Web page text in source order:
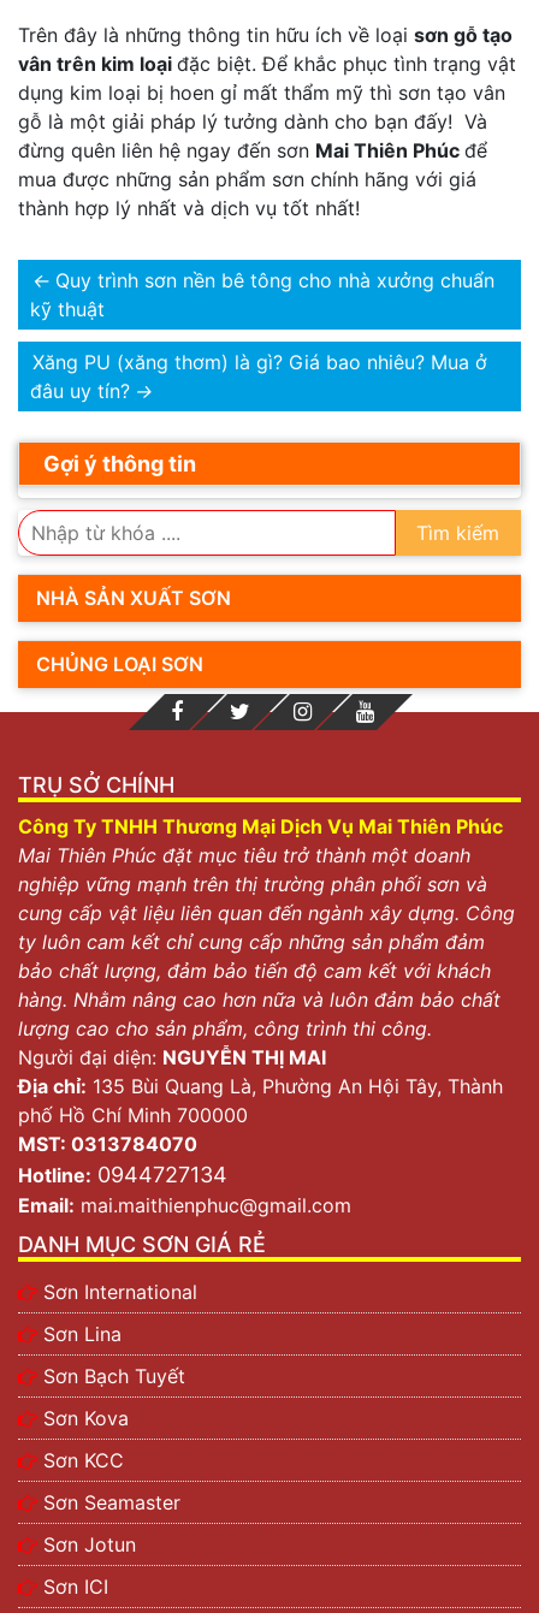
Trên đây là những thông tin hữu ích về loại sơn gỗ tạo
vân trên kim loại đặc biệt. Để khắc phục tình trạng vật
dụng kim loại bị hoen gỉ mất thẩm mỹ thì sơn tạo vân
gỗ là một giải pháp lý tưởng dành cho bạn đấy! Và
đừng quên liên hệ ngay đến sơn Mai Thiên Phúc để
mua được những sản phẩm sơn chính hãng với giá
thành hợp lý nhất và dịch vụ tốt nhất!
← Quy trình sơn nền bê tông cho nhà xưởng chuẩn
kỹ thuật
Xăng PU (xăng thơm) là gì? Giá bao nhiêu? Mua ở
đâu uy tín? →
Gợi ý thông tin
Tìm kiếm
NHÀ SẢN XUẤT SƠN
CHỦNG LOẠI SƠN
TRỤ SỞ CHÍNH
Công Ty TNHH Thương Mại Dịch Vụ Mai Thiên Phúc
Mai Thiên Phúc đặt mục tiêu trở thành một doanh
nghiệp vững mạnh trên thị trường phân phối sơn và
cung cấp vật liệu liên quan đến ngành xây dựng. Công
ty luôn cam kết chỉ cung cấp những sản phẩm đảm
bảo chất lượng, đảm bảo tiến độ cam kết với khách
hàng. Nhằm nâng cao hơn nữa và luôn đảm bảo chất
lượng cao cho sản phẩm, công trình thi công.
Người đại diện: NGUYỄN THỊ MAI
Địa chỉ: 135 Bùi Quang Là, Phường An Hội Tây, Thành
phố Hồ Chí Minh 700000
MST: 0313784070
Hotline: 0944727134
Email: mai.maithienphuc@gmail.com
DANH MỤC SƠN GIÁ RẺ
Sơn International
Sơn Lina
Sơn Bạch Tuyết
Sơn Kova
Sơn KCC
Sơn Seamaster
Sơn Jotun
Sơn ICI